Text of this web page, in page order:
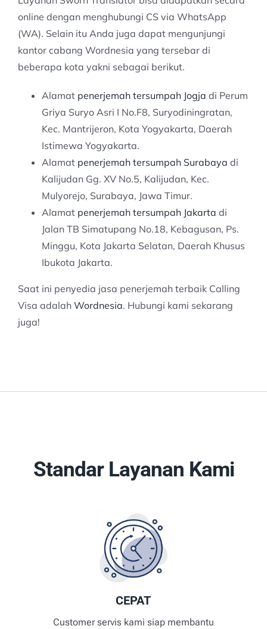
online dengan menghubungi CS via WhatsApp
(WA). Selain itu Anda juga dapat mengunjungi
kantor cabang Wordnesia yang tersebar di
beberapa kota yakni sebagai berikut.
Alamat penerjemah tersumpah Jogja di Perum
Griya Suryo Asri I No.F8, Suryodiningratan,
Kec. Mantrijeron, Kota Yogyakarta, Daerah
Istimewa Yogyakarta.
Alamat penerjemah tersumpah Surabaya di
Kalijudan Gg. XV No.5, Kalijudan, Kec.
Mulyorejo, Surabaya, Jawa Timur.
Alamat penerjemah tersumpah Jakarta di
Jalan TB Simatupang No.18, Kebagusan, Ps.
Minggu, Kota Jakarta Selatan, Daerah Khusus
Ibukota Jakarta.
Saat ini penyedia jasa penerjemah terbaik Calling
Visa adalah Wordnesia. Hubungi kami sekarang
juga!
Standar Layanan Kami
CEPAT
Customer servis kami siap membantu